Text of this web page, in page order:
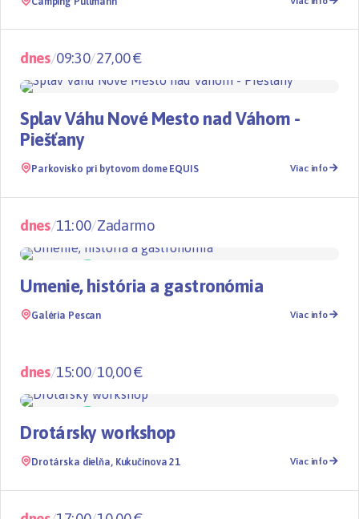
dnes/09:30/27,00 €
TOP
Splav Váhu Nové Mesto nad Váhom -
Piešťany
Parkovisko pri bytovom dome EQUIS Viac info
dnes/11:00/Zadarmo
NOVÉ
Umenie, história a gastronómia
Galéria Pescan Viac info
dnes/15:00/10,00 €
NOVÉ
Drotársky workshop
Drotárska dielňa, Kukučínova 21 Viac info